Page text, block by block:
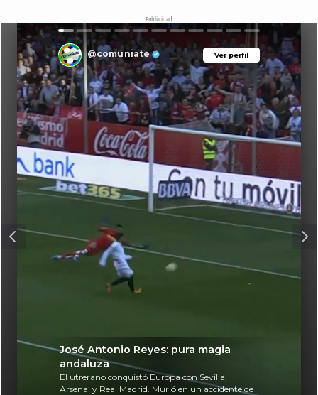
Publicidad
Ver perfil
@comuniate Ver perfil
José Antonio Reyes: pura magia
andaluza
El utrerano conquistó Europa con Sevilla,
Arsenal y Real Madrid. Murió en un accidente de